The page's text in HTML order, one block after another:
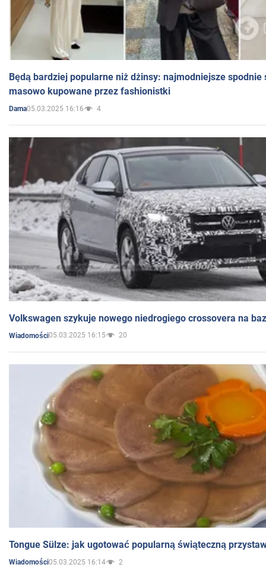
Będą bardziej popularne niż dżinsy: najmodniejsze spodnie
masowo kupowane przez fashionistki
Dama05.03.2025 16:16 4
Volkswagen szykuje nowego niedrogiego crossovera na
Wiadomości05.03.2025 16:15 20
Tongue Sülze: jak ugotować popularną świąteczną
Wiadomości05.03.2025 16:14 2